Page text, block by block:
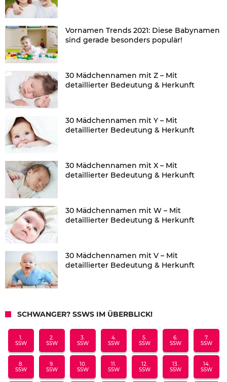
Vornamen Trends 2021: Diese Babynamen
sind gerade besonders populär!
30 Mädchennamen mit Z – Mit
detaillierter Bedeutung & Herkunft
30 Mädchennamen mit Y – Mit
detaillierter Bedeutung & Herkunft
30 Mädchennamen mit X – Mit
detaillierter Bedeutung & Herkunft
30 Mädchennamen mit W – Mit
detaillierter Bedeutung & Herkunft
30 Mädchennamen mit V – Mit
detaillierter Bedeutung & Herkunft
SCHWANGER? SSWS IM ÜBERBLICK!
1.
SSW
2.
SSW
3.
SSW
4.
SSW
5.
SSW
6.
SSW
7.
SSW
8.
SSW
9.
SSW
10.
SSW
11.
SSW
12.
SSW
13.
SSW
14.
SSW